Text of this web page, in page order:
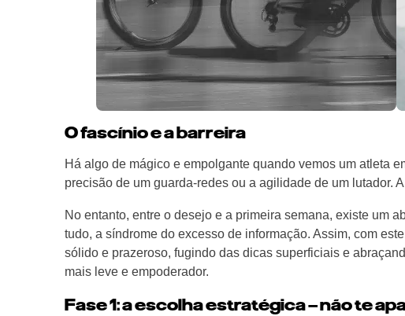
O fascínio e a barreira
Há algo de mágico e empolgante quando vemos um atleta
precisão de um guarda-redes ou a agilidade de um lutador.
No entanto, entre o desejo e a primeira semana, existe um
tudo, a síndrome do excesso de informação. Assim, com
sólido e prazeroso, fugindo das dicas superficiais e
mais leve e empoderador.
Fase 1: a escolha estratégica – não te